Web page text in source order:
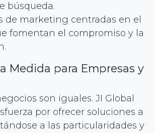
búsqueda.
de marketing centradas en el
fomentan el compromiso y la
Medida para Empresas y
son iguales. JI Global
por ofrecer soluciones a
a las particularidades y